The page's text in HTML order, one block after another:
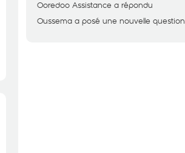
Ooredoo Assistance a répondu
Oussema a posé une nouvelle question